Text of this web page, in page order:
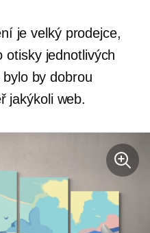
je velký prodejce,
jednotlivých
by dobrou
jakýkoli web.